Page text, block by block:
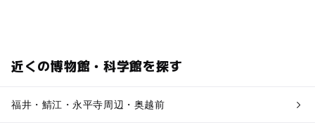
近くの博物館・科学館を探す
福井・鯖江・永平寺周辺・奥越前